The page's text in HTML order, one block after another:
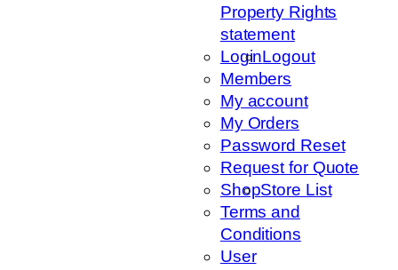
Property Rights
statement
LoginLogout
Members
My account
My Orders
Password Reset
Request for Quote
ShopStore List
Terms and
Conditions
User